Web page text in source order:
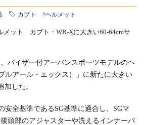
カブト #ヘルメット
バイザー付アーバンスポーツモデルのヘ
ルアール・エックス）」に新たに大きい
加した。
安全基準であるSG基準に適合し、SGマ
頭部のアジャスターや洗えるインナーパ